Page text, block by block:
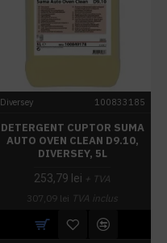
Diversey 100833185
DETERGENT CUPTOR SUMA
AUTO OVEN CLEAN D9.10,
DIVERSEY, 5L
253,79 lei + TVA
307,09 lei TVA inclus